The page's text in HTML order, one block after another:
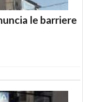
le barriere